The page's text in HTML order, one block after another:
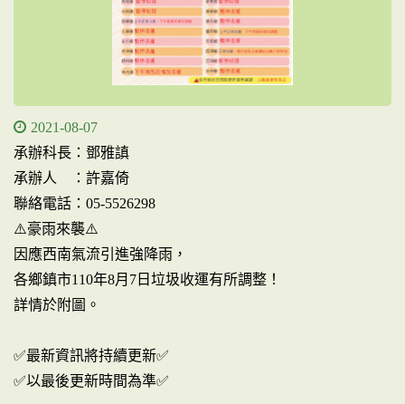
2021-08-07
承辦科長：鄧雅謓
承辦人 ：許嘉倚
聯絡電話：05-5526298
⚠️豪雨來襲⚠️
因應西南氣流引進強降雨，
各鄉鎮市110年8月7日垃圾收運有所調整！
詳情於附圖。
✅最新資訊將持續更新✅
✅以最後更新時間為準✅